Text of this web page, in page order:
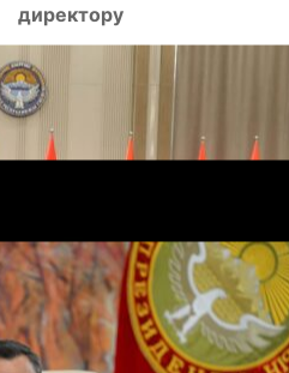
директору
ГЕНДЕРДИК
ЗОМБУЛУКТАН КОРГОО
07.08.2026
КЫРГЫЗ ТАРЫХЫ